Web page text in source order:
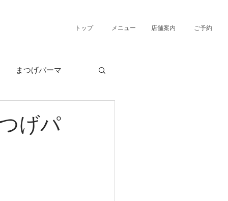
トップ メニュー 店舗案内 ご予約
まつげパーマ
げパ